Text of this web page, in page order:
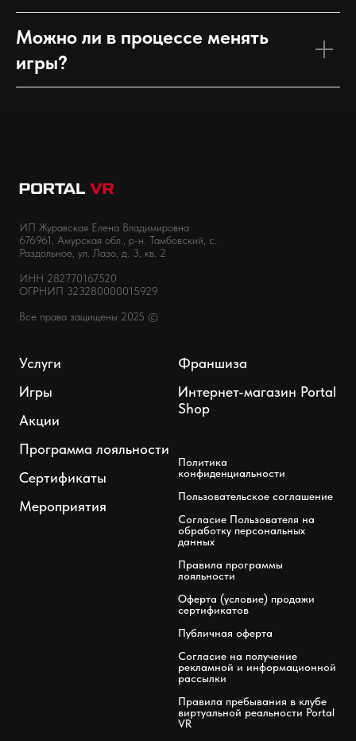
Можно ли в процессе менять
игры?
ИП Журавская Елена Владимировна
676961, Амурская обл., р-н. Тамбовский, с.
Раздольное, ул. Лазо, д. 3, кв. 2
ИНН 282770167520
ОГРНИП 323280000015929
Все права защищены 2025 ©
Услуги
Игры
Акции
Программа лояльности
Сертификаты
Мероприятия
Франшиза
Интернет-магазин Portal
Shop
Политика
конфиденциальности
Пользовательское соглашение
Согласие Пользователя на
обработку персональных
данных
Правила программы
лояльности
Оферта (условие) продажи
сертификатов
Публичная оферта
Согласие на получение
рекламной и информационной
рассылки
Правила пребывания в клубе
виртуальной реальности Portal
VR